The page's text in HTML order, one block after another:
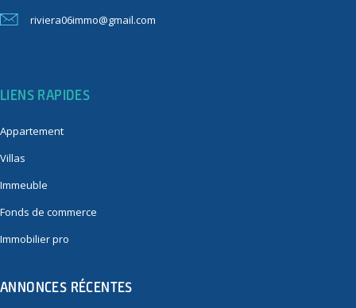
riviera06immo@gmail.com
LIENS RAPIDES
Appartement
Villas
Immeuble
Fonds de commerce
Immobilier pro
ANNONCES RÉCENTES